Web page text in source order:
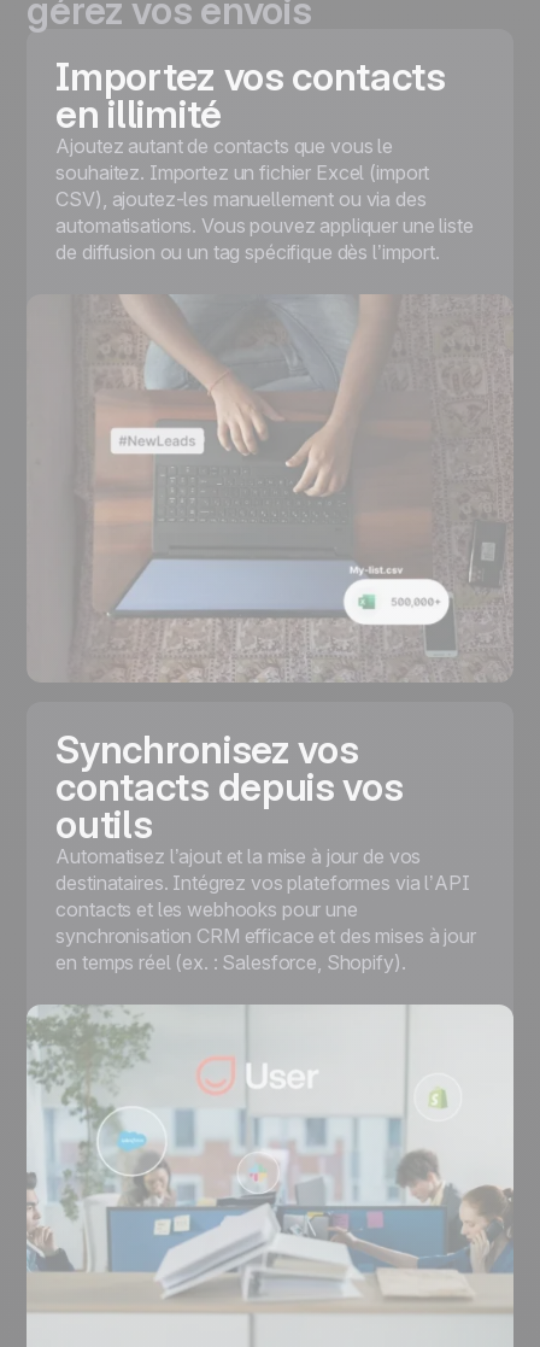
gérez vos envois
Importez vos contacts
en illimité
Ajoutez autant de contacts que vous le
souhaitez. Importez un fichier Excel (import
CSV), ajoutez-les manuellement ou via des
automatisations. Vous pouvez appliquer une liste
de diffusion ou un tag spécifique dès l’import.
Synchronisez vos
contacts depuis vos
outils
Automatisez l’ajout et la mise à jour de vos
destinataires. Intégrez vos plateformes via l’API
contacts et les webhooks pour une
synchronisation CRM efficace et des mises à jour
en temps réel (ex. : Salesforce, Shopify).